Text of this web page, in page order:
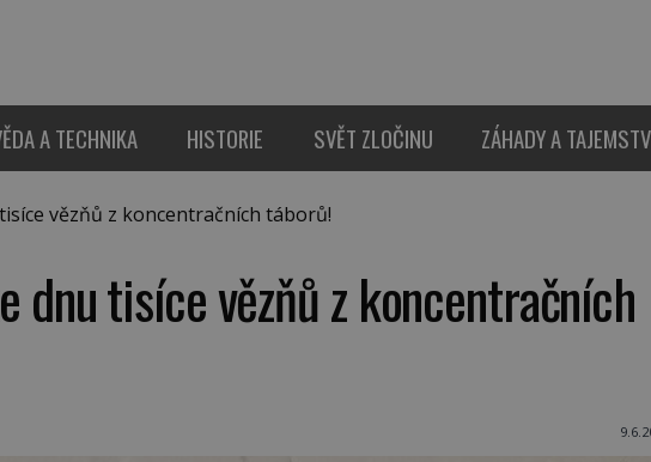
A TECHNIKA HISTORIE SVĚT ZLOČINU ZÁHADY A
vězňů z koncentračních táborů!
dnu tisíce vězňů z koncentračních